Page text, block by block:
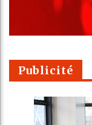
Publicité